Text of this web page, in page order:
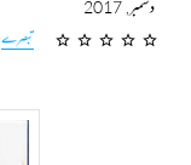
دسمبر, 2017
تبصرے